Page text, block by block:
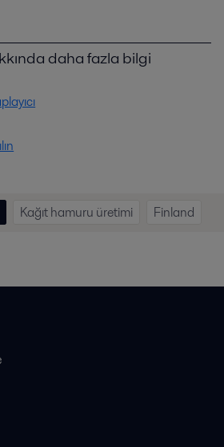
daha fazla bilgi
Kağıt hamuru üretimi Finland